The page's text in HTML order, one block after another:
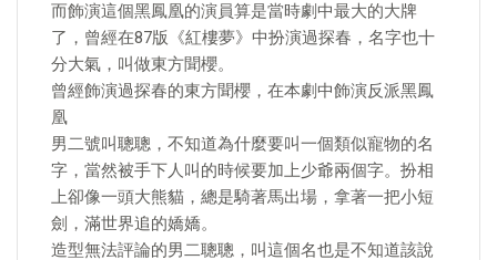
而飾演這個黑鳳凰的演員算是當時劇中最大的大牌
了，曾經在87版《紅樓夢》中扮演過探春，名字也十
分大氣，叫做東方聞櫻。
曾經飾演過探春的東方聞櫻，在本劇中飾演反派黑鳳
凰
男二號叫聰聰，不知道為什麼要叫一個類似寵物的名
字，當然被手下人叫的時候要加上少爺兩個字。扮相
上卻像一頭大熊貓，總是騎著馬出場，拿著一把小短
劍，滿世界追的嬌嬌。
造型無法評論的男二聰聰，叫這個名也是不知道該說